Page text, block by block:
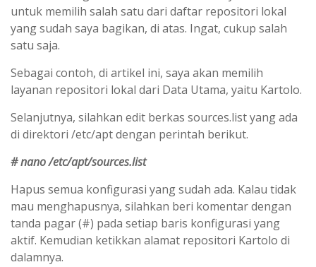
untuk memilih salah satu dari daftar repositori lokal
yang sudah saya bagikan, di atas. Ingat, cukup salah
satu saja.
Sebagai contoh, di artikel ini, saya akan memilih
layanan repositori lokal dari Data Utama, yaitu Kartolo.
Selanjutnya, silahkan edit berkas sources.list yang ada
di direktori /etc/apt dengan perintah berikut.
# nano /etc/apt/sources.list
Hapus semua konfigurasi yang sudah ada. Kalau tidak
mau menghapusnya, silahkan beri komentar dengan
tanda pagar (#) pada setiap baris konfigurasi yang
aktif. Kemudian ketikkan alamat repositori Kartolo di
dalamnya.